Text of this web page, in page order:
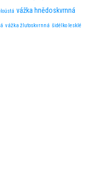
vážka hnědoskvrnná
vážka žlutoskvrnná šidélko lesklé